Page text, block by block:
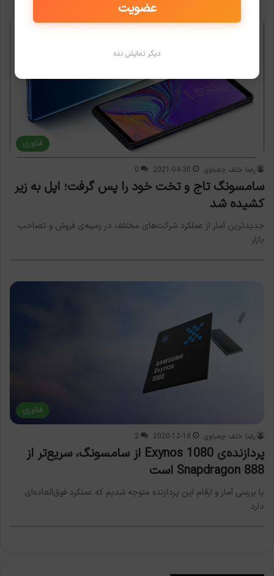
فناوری
رضا خلف چعباوی 2021-04-30
0
سامسونگ تاج و تخت خود را پس گرفت؛ اپل به زیر
کشیده شد
جدیدترین آمار از عملکرد شرکت‌های مختلف در زمینه‌ی فروش و تصاحب
بازار
فناوری
رضا خلف چعباوی 2020-12-18
2
پردازنده‌ی Exynos 1080 از سامسونگ، سریع‌تر از
Snapdragon 888 است
با بررسی آمار و ارقام این پردازنده متوجه شدیم که عملکرد فوق‌العاده‌ای
دارد
عضویت
دیگر نمایش نده